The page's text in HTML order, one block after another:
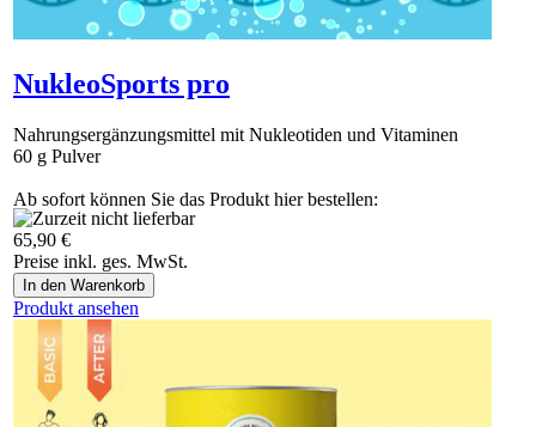
NukleoSports pro
Nahrungsergänzungsmittel mit Nukleotiden und Vitaminen
60 g Pulver
Ab sofort können Sie das Produkt hier bestellen:
https://vegananatura.ch/thuja
65,90 €
Preise inkl. ges. MwSt.
Produkt ansehen